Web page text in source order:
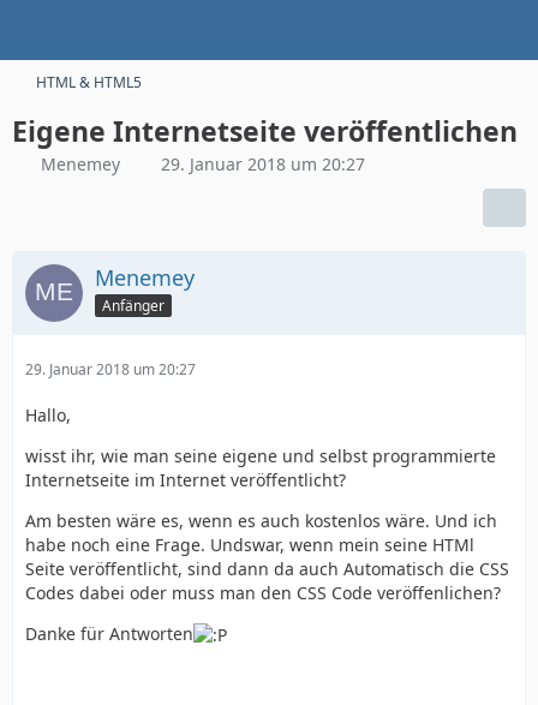
HTML & HTML5
Eigene Internetseite veröffentlichen
Menemey 29. Januar 2018 um 20:27
Menemey
Anfänger
29. Januar 2018 um 20:27
Hallo,
wisst ihr, wie man seine eigene und selbst programmierte
Internetseite im Internet veröffentlicht?
Am besten wäre es, wenn es auch kostenlos wäre. Und ich
habe noch eine Frage. Undswar, wenn mein seine HTMl
Seite veröffentlicht, sind dann da auch Automatisch die CSS
Codes dabei oder muss man den CSS Code veröffenlichen?
Danke für Antworten